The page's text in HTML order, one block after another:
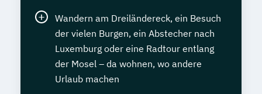
Wandern am Dreiländereck, ein Besuch
der vielen Burgen, ein Abstecher nach
Luxemburg oder eine Radtour entlang
der Mosel – da wohnen, wo andere
Urlaub machen